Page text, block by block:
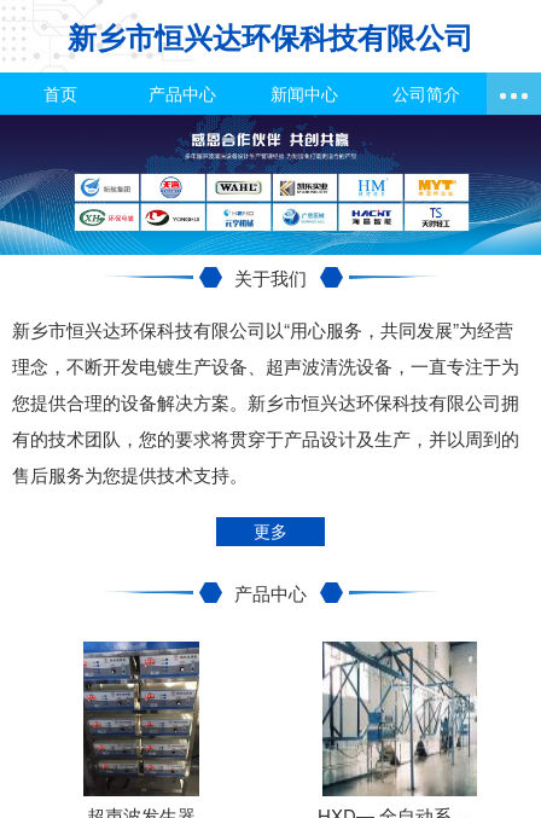
新乡市恒兴达环保科技有限公司
首页 产品中心 新闻中心 公司简介
关于我们
新乡市恒兴达环保科技有限公司以“用心服务，共同发展”为经营
理念，不断开发电镀生产设备、超声波清洗设备，一直专注于为
您提供合理的设备解决方案。新乡市恒兴达环保科技有限公司拥
有的技术团队，您的要求将贯穿于产品设计及生产，并以周到的
售后服务为您提供技术支持。
更多
产品中心